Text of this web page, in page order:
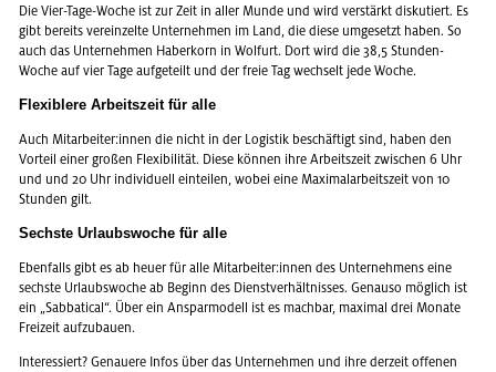
Die Vier-Tage-Woche ist zur Zeit in aller Munde und wird ver­stärkt dis­ku­tiert. Es
gibt be­reits ver­ein­zel­te Un­ter­neh­men im Land, die diese um­ge­setzt haben. So
auch das Un­ter­neh­men Ha­berkorn in Wol­furt. Dort wird die 38,5 Stun­den-
Woche auf vier Tage auf­ge­teilt und der freie Tag wech­selt jede Woche.
Fle­xi­ble­re Ar­beits­zeit für alle
Auch Mit­ar­bei­ter:innen die nicht in der Lo­gis­tik be­schäf­tigt sind, haben den
Vor­teil einer gro­ßen Fle­xi­bi­li­tät. Diese kön­nen ihre Ar­beits­zeit zwi­schen 6 Uhr
und und 20 Uhr in­di­vi­du­ell ein­tei­len, wobei eine Ma­xi­mal­ar­beits­zeit von 10
Stun­den gilt.
Sechs­te Ur­laubs­wo­che für alle
Eben­falls gibt es ab heuer für alle Mit­ar­bei­ter:innen des Un­ter­neh­mens eine
sechs­te Ur­laubs­wo­che ab Be­ginn des Dienst­ver­hält­nis­ses. Ge­nau­so mög­lich ist
ein „Sab­ba­ti­cal“. Über ein An­spar­mo­dell ist es mach­bar, ma­xi­mal drei Mo­na­te
Frei­zeit auf­zu­bau­en.
In­ter­es­siert? Ge­naue­re Infos über das Un­ter­neh­men und ihre der­zeit of­fe­nen